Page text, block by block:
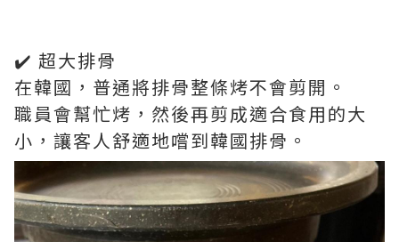
✔️ 超大排骨
在韓國，普通將排骨整條烤不會剪開。
職員會幫忙烤，然後再剪成適合食用的大
小，讓客人舒適地嚐到韓國排骨。